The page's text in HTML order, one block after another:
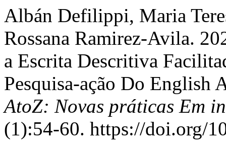
Albán Defilippi, Maria
Rossana Ramirez-Avila.
a Escrita Descritiva
Pesquisa-ação Do English
AtoZ: Novas práticas Em
(1):54-60. https://doi.org/